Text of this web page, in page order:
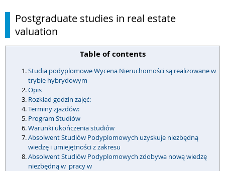
Postgraduate studies in real estate
valuation
Table of contents
Studia podyplomowe Wycena Nieruchomości są realizowane w
trybie hybrydowym
Opis
Rozkład godzin zajęć:
Terminy zjazdów:
Program Studiów
Warunki ukończenia studiów
Absolwent Studiów Podyplomowych uzyskuje niezbędną
wiedzę i umiejętności z zakresu
Absolwent Studiów Podyplomowych zdobywa nową wiedzę
niezbędną w pracy w